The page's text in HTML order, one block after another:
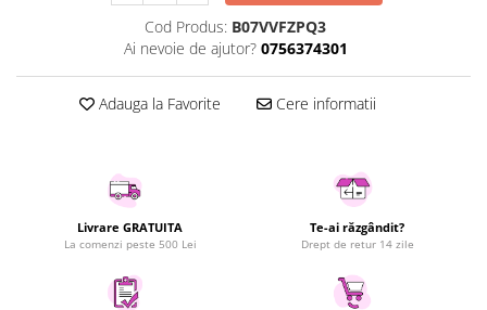
Laptopuri si Accesorii
Telefoane Mobile & accesorii
Wearable & Gadgeturi
Electrocasnice & Climatizare
Accesorii si piese masini spalat
Aparate Frigorifice
Aparate Racire Aer
Aragaze si cuptoare cu microunde
Cod Produs: B07VVFZPQ3
Ai nevoie de ajutor? 0756374301
Adauga la Favorite Cere informatii
Livrare GRATUITA
La comenzi peste 500 Lei
Te-ai răzgândit?
Drept de retur 14 zile